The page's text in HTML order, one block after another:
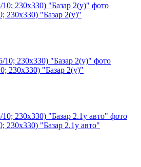
"Базар 2(у)"
"Базар 2(у)"
"Базар 2.1у авто"